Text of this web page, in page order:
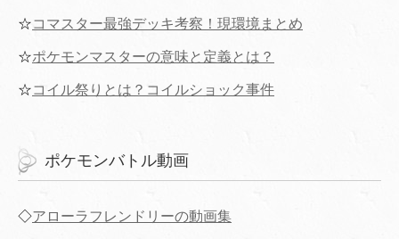
☆コマスター最強デッキ考察！現環境まとめ
☆ポケモンマスターの意味と定義とは？
☆コイル祭りとは？コイルショック事件
ポケモンバトル動画
◇アローラフレンドリーの動画集